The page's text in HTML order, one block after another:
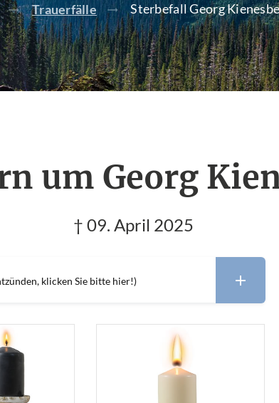
Trauerfälle Sterbefall Georg
um Georg
† 09. April 2025
klicken Sie bitte hier!)